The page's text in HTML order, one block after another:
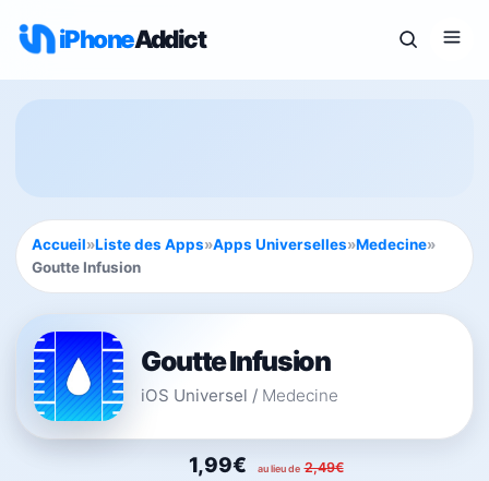
iPhoneAddict
Accueil»Liste des Apps»Apps Universelles»Medecine»
Goutte Infusion
Goutte Infusion
iOS Universel / Medecine
1,99€ au lieu de 2,49€